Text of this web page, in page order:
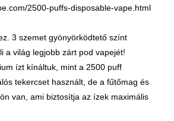
2500-puffs-disposable-vape.html
3 szemet gyönyörködtető színt
a világ legjobb zárt pod vapejét!
ízt kínáltuk, mint a 2500 puff
tekercset használt, de a fűtőmag és
van, ami biztosítja az ízek maximális